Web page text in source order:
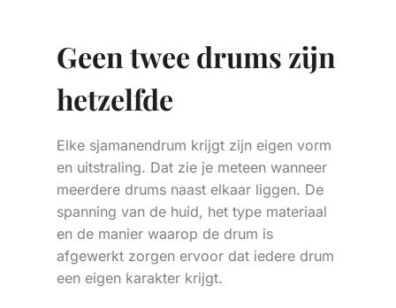
Geen twee drums zijn
hetzelfde
Elke sjamanendrum krijgt zijn eigen vorm
en uitstraling. Dat zie je meteen wanneer
meerdere drums naast elkaar liggen. De
spanning van de huid, het type materiaal
en de manier waarop de drum is
afgewerkt zorgen ervoor dat iedere drum
een eigen karakter krijgt.